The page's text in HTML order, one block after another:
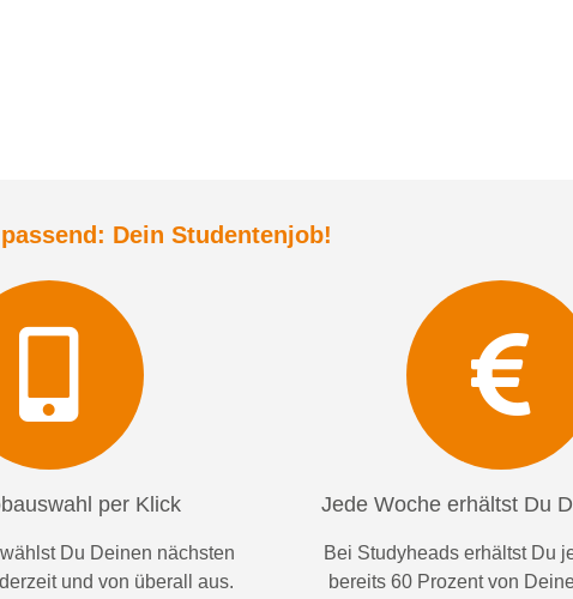
passend: Dein Studentenjob!
per Klick
Du Deinen nächsten
und von überall aus.
Jede Woche erhältst Du
Bei Studyheads erhältst Du
bereits 60 Prozent von D